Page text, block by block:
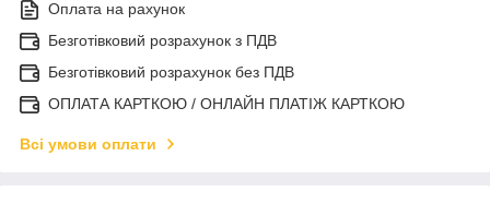
Оплата на рахунок
Безготівковий розрахунок з ПДВ
Безготівковий розрахунок без ПДВ
ОПЛАТА КАРТКОЮ / ОНЛАЙН ПЛАТІЖ КАРТКОЮ
Всі умови оплати